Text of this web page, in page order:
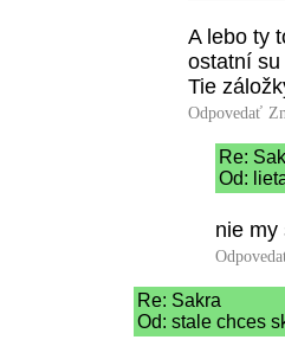
A lebo ty
ostatní
Tie
Odpovedať
Re:
Od:
nie my
Re: Sakra
Od: stale chces